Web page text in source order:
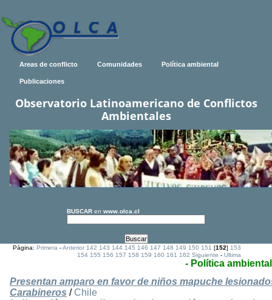
Areas de conflicto Comunidades Política ambiental
Publicaciones
Observatorio Latinoamericano de Conflictos
Ambientales
BUSCAR en www.olca.cl
Página:Primera -Anterior 142 143 144 145 146 147 148 149 150 151 [152]153
154 155 156 157 158 159 160 161 162 Siguiente -Ultima
- Política ambiental
Presentan amparo en favor de niños mapuche
Carabineros / Chile